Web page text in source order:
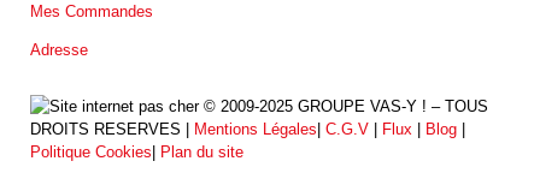
Mes Commandes
Adresse
© 2009-2025 GROUPE VAS-Y ! – TOUS
DROITS RESERVES |
Mentions Légales C.G.V Flux Blog
Politique Cookies
Plan du site